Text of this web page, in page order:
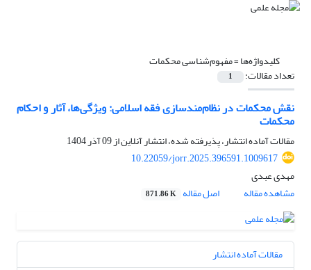
کلیدواژه‌ها =مفهوم‌شناسی محکمات
تعداد مقالات: 1
نقش محکمات در نظام‌مندسازی فقه اسلامی: ویژگی‌ها، آثار و احکام
محکمات
مقالات آماده انتشار، پذیرفته شده، انتشار آنلاین از09 آذر 1404
10.22059/jorr.2025.396591.1009617
مهدی عبدی
مشاهده مقاله
اصل مقاله 871.86 K
مقالات آماده انتشار